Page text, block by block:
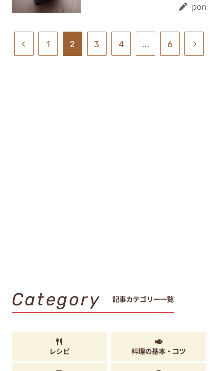
pon
1 2 3 4 ... 6
Category 記事カテゴリー一覧
レシピ 料理の基本・コツ